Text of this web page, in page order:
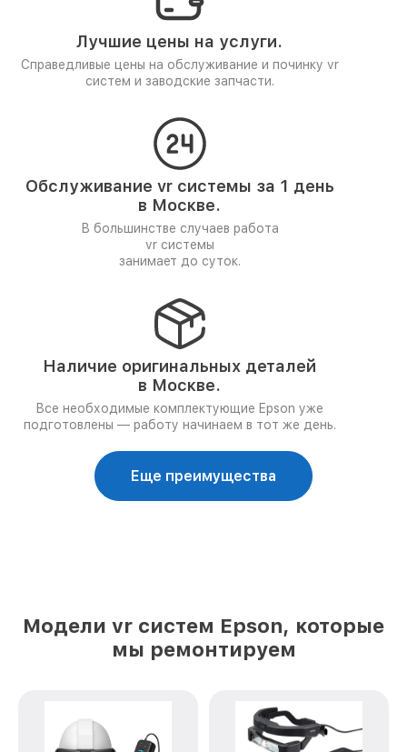
Лучшие цены на услуги.
Справедливые цены на обслуживание и починку vr
систем и заводские запчасти.
Обслуживание vr системы за 1 день
в Москве.
В большинстве случаев работа
vr системы
занимает до суток.
Наличие оригинальных деталей
в Москве.
Все необходимые комплектующие Epson уже
подготовлены — работу начинаем в тот же день.
Еще преимущества
Модели vr систем Epson, которые
мы ремонтируем